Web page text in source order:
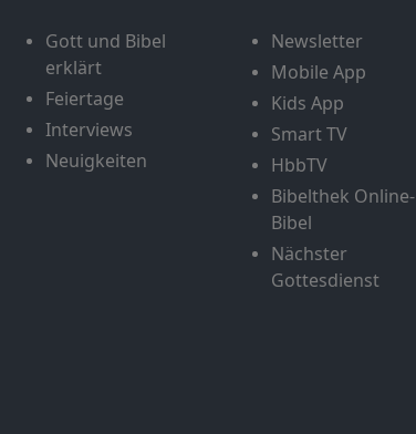
Gott und Bibel
erklärt
Feiertage
Interviews
Neuigkeiten
Newsletter
Mobile App
Kids App
Smart TV
HbbTV
Bibelthek Online-
Bibel
Nächster
Gottesdienst